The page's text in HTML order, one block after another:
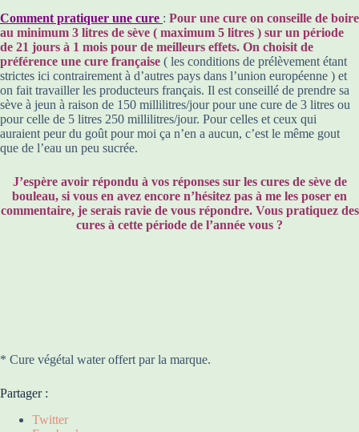
Comment pratiquer une cure : Pour une cure on conseille de boire
au minimum 3 litres de sève ( maximum 5 litres ) sur un période
de 21 jours à 1 mois pour de meilleurs effets. On choisit de
préférence une cure française ( les conditions de prélèvement étant
strictes ici contrairement à d’autres pays dans l’union européenne ) et
on fait travailler les producteurs français. Il est conseillé de prendre sa
sève à jeun à raison de 150 millilitres/jour pour une cure de 3 litres ou
pour celle de 5 litres 250 millilitres/jour. Pour celles et ceux qui
auraient peur du goût pour moi ça n’en a aucun, c’est le même gout
que de l’eau un peu sucrée.
J’espère avoir répondu à vos réponses sur les cures de sève de
bouleau, si vous en avez encore n’hésitez pas à me les poser en
commentaire, je serais ravie de vous répondre. Vous pratiquez des
cures à cette période de l’année vous ?
* Cure végétal water offert par la marque.
Partager :
Twitter